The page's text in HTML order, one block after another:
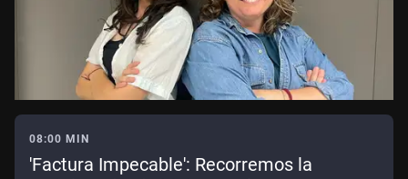
08:00 MIN
'Factura Impecable': Recorremos la